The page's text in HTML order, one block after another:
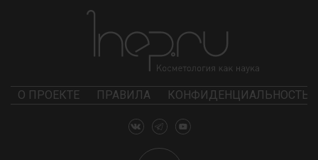
О ПРОЕКТЕ ПРАВИЛА КОНФИДЕНЦИАЛЬНОСТЬ